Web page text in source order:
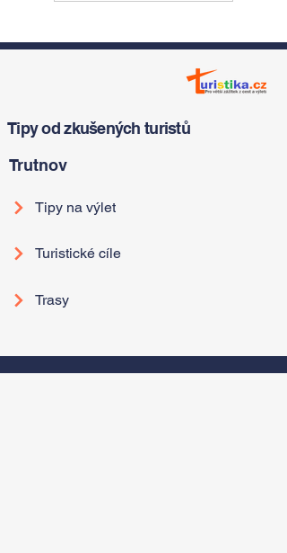
Tipy od zkušených turistů
Trutnov
Tipy na výlet
Turistické cíle
Trasy